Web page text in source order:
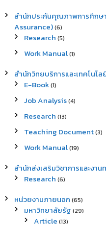
สำนักประกันคุณภาพการศึกษ
Assurance)(6)
Research (5)
Work Manual(1)
สำนักวิทยบริการและเทคโนโ
E-Book(1)
Job Analysis(4)
Research (13)
Teaching Document(3)
Work Manual(19)
สำนักส่งเสริมวิชาการและงาน
Research (6)
หน่วยงานภายนอก (65)
มหาวิทยาลัยรัฐ (29)
Article (13)